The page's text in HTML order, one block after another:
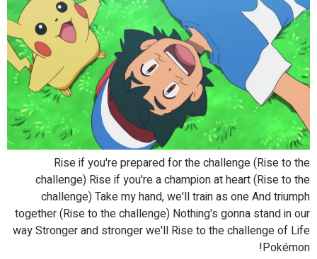
Rise if you're prepared for the challenge (Rise to the
challenge) Rise if you're a champion at heart (Rise to the
challenge) Take my hand, we'll train as one And triumph
together (Rise to the challenge) Nothing's gonna stand in our
way Stronger and stronger we'll Rise to the challenge of Life
Pokémon!